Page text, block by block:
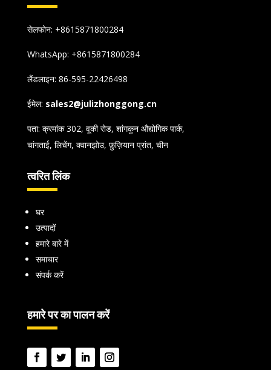
सेलफोन: +8615871800284
WhatsApp: +8615871800284
लैंडलाइन: 86-595-22426498
ईमेल: sales2@julizhonggong.cn
पता: क्रमांक 302, वूकी रोड, शांगकुन औद्योगिक पार्क,
चांगताई, लिचेंग, क्वानझोउ, फ़ुज़ियान प्रांत, चीन
त्वरित लिंक
घर
उत्पादों
हमारे बारे में
समाचार
संपर्क करें
हमारे पर का पालन करें